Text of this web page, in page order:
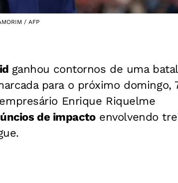
/ AFP
ganhou contornos de uma
para o próximo domingo,
Enrique Riquelme
de impactoenvolvendo